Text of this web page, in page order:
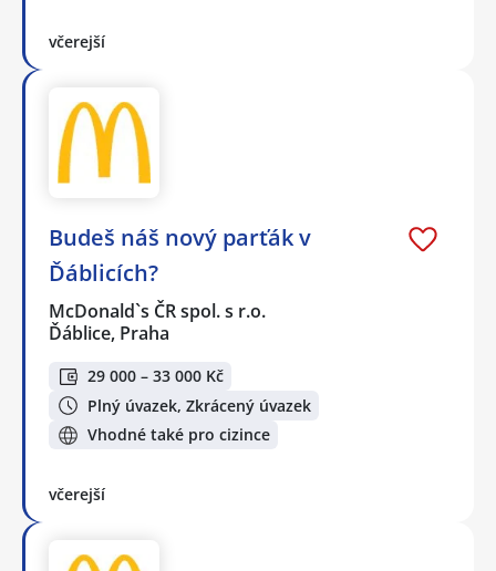
včerejší
Budeš náš nový parťák v
Ďáblicích?
McDonald`s ČR spol. s r.o.
Ďáblice, Praha
29 000 – 33 000 Kč
Plný úvazek, Zkrácený úvazek
Vhodné také pro cizince
včerejší